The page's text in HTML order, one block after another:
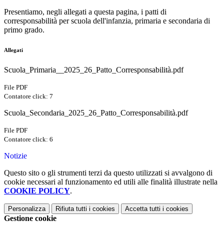
Presentiamo, negli allegati a questa pagina, i patti di
corresponsabilità per scuola dell'infanzia, primaria e secondaria di
primo grado.
Allegati
Scuola_Primaria__2025_26_Patto_Corresponsabilità.pdf
File PDF
Contatore click: 7
Scuola_Secondaria_2025_26_Patto_Corresponsabilità.pdf
File PDF
Contatore click: 6
Notizie
Questo sito o gli strumenti terzi da questo utilizzati si avvalgono di
cookie necessari al funzionamento ed utili alle finalità illustrate nella
COOKIE POLICY.
Personalizza Rifiuta tutti i cookies Accetta tutti i cookies
Gestione cookie